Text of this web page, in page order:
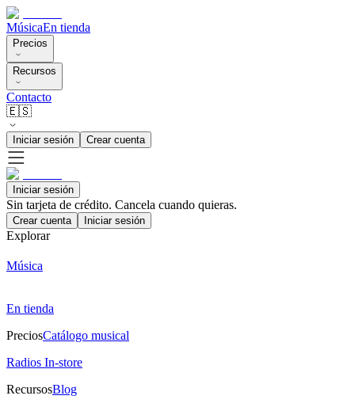
MúsicaEn tienda
Precios
Recursos
Contacto
🇪🇸
Iniciar sesión Crear cuenta
Iniciar sesión
Sin tarjeta de crédito. Cancela cuando quieras.
Crear cuenta Iniciar sesión
Explorar
Música
En tienda
PreciosCatálogo musical
Radios In-store
RecursosBlog